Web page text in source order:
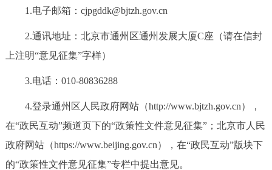
参与调查 在线访谈 图说互动
走进北京
绿色北京 图说北京 视频北京
多语种
1.电子邮箱：cjpgddk@bjtzh.gov.cn
2.通讯地址：北京市通州区通州发展大厦C座（请在信封
上注明“意见征集”字样）
3.电话：010-80836288
4.登录通州区人民政府网站（http://www.bjtzh.gov.cn），
在“政民互动”频道页下的“政策性文件意见征集”；北京市人民
政府网站（https://www.beijing.gov.cn），在“政民互动”版块下
的“政策性文件意见征集”专栏中提出意见。